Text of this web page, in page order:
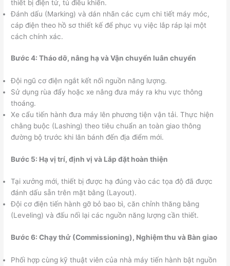
thiết bị điện tử, tủ điều khiển.
Đánh dấu (Marking) và dán nhãn các cụm chi tiết máy móc,
cáp điện theo hồ sơ thiết kế để phục vụ việc lắp ráp lại một
cách chính xác.
Bước 4: Tháo dỡ, nâng hạ và Vận chuyển luân chuyển
Đội ngũ cơ điện ngắt kết nối nguồn năng lượng.
Sử dụng rùa đẩy hoặc xe nâng đưa máy ra khu vực thông
thoáng.
Xe cẩu tiến hành đưa máy lên phương tiện vận tải. Thực hiện
chằng buộc (Lashing) theo tiêu chuẩn an toàn giao thông
đường bộ trước khi lăn bánh đến địa điểm mới.
Bước 5: Hạ vị trí, định vị và Lắp đặt hoàn thiện
Tại xưởng mới, thiết bị được hạ đúng vào các tọa độ đã được
đánh dấu sẵn trên mặt bằng (Layout).
Đội cơ điện tiến hành gỡ bỏ bao bì, căn chỉnh thăng bằng
(Leveling) và đấu nối lại các nguồn năng lượng cần thiết.
Bước 6: Chạy thử (Commissioning), Nghiệm thu và Bàn giao
Phối hợp cùng kỹ thuật viên của nhà máy tiến hành bật nguồn